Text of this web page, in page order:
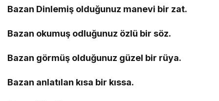
Bazan Dinlemiş olduğunuz manevi bir zat.
Bazan okumuş odluğunuz özlü bir söz.
Bazan görmüş olduğunuz güzel bir rüya.
Bazan anlatılan kısa bir kıssa.